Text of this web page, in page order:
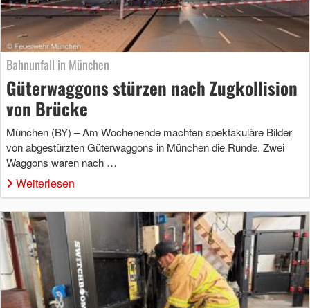
Bahnunfall in München
Güterwaggons stürzen nach Zugkollision
von Brücke
München (BY) – Am Wochenende machten spektakuläre Bilder
von abgestürzten Güterwaggons in München die Runde. Zwei
Waggons waren nach …
Weiterlesen